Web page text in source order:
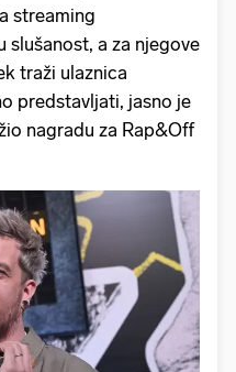
streaming
slušanost, a za njegove
traži ulaznica
predstavljati, jasno je
nagradu za Rap&Off